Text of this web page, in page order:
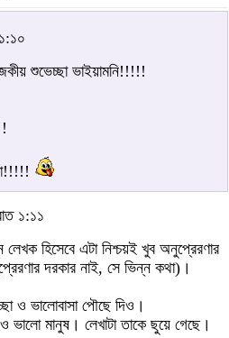
শুভেচ্ছা ভাইয়ামনি!!!!!
১:১১
হিসেবে এটা নিশ্চয়ই খুব অনুপ্রেরণার
দরকার নাই, সে ভিন্ন কথা)।
ও ভালোবাসা পৌছে দিও।
ভালো মানুষ। লেখাটা তাকে ছুয়ে গেছে।